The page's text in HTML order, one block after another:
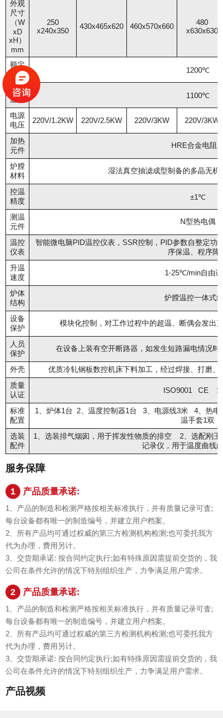
外观
尺寸
（W
xD
xH）
mm
250
x240x350
430x465x620 460x570x660
480
x630x630
额定
温度
1200℃
工作
温度
1100℃
电源
电压
220V/1.2KW 220V/2.5KW 220V/3KW 220V/3KW
加热
元件
HRE合金电阻
炉膛
材料
湿法真空抽滤成型制备的多晶无机
控温
精度
±1℃
测温
元件
N型热电偶
温控
仪表
智能微电脑PID温控仪表，SSR控制，PID参数自整定功
序保温、程序降
升温
速度
1-25℃/min自由
炉体
结构
炉膛温控一体式
设备
保护
模块化控制，对工作过程中的超温、断偶会发出
人员
保护
在设备上装有空开断路器，如发生短路漏电情况
外壳
优质冷轧钢板数控机床下料加工，经过焊接、打磨
质量
认证
ISO9001 CE
标准
配置
1、炉体1台 2、温度控制器1台 3、电源线3米 4、热
温手套1双
选装
配件
1、选装排气烟囱，用于挥发性物质的排空 2、选配刚
记录仪，用于温度曲线
服务保障
1 产品质量承诺:
1、产品的制造和检测严格按相关标准执行，并有质量记录可査;
每台设备都有唯一的制造编号，并建立用户档案。
2、所有产品均可通过权威的第三方检测机构检测;也可委托我方
代为办理，费用另计。
3、交货期承诺: 按合同约定执行;如有特殊原因需提前交货的，我
公司在条件允许的情况下特别组织生产，力争满足用户需求。
2 产品质量承诺:
1、产品的制造和检测严格按相关标准执行，并有质量记录可査;
每台设备都有唯一的制造编号，并建立用户档案。
2、所有产品均可通过权威的第三方检测机构检测;也可委托我方
代为办理，费用另计。
3、交货期承诺: 按合同约定执行;如有特殊原因需提前交货的，我
公司在条件允许的情况下特别组织生产，力争满足用户需求。
产品视频